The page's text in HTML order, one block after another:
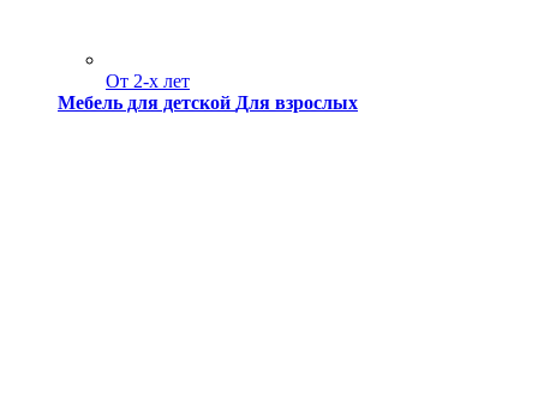
От 2-х лет
Мебель для детской Для взрослых